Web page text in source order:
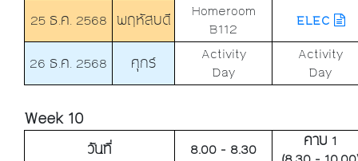
25 ธ.ค. 2568 พฤหัสบดี
Homeroom
B112
ELEC
26 ธ.ค. 2568 ศุกร์
Activity
Day
Activity
Day
Week 10
วันที่ 8.00 - 8.30
คาบ 1